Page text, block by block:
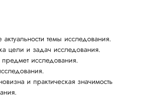
темы исследования.
цели и задач исследования.
исследования.
и практическая значимость